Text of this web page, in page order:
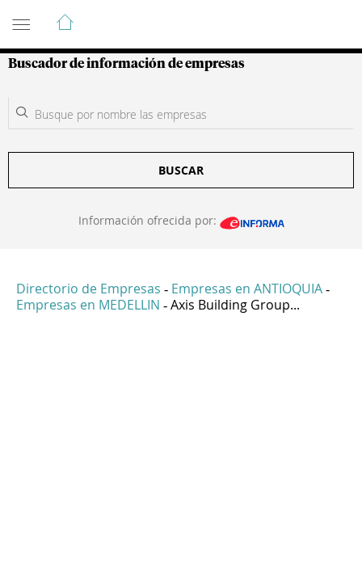
Guía de Empresas Colombianas
Buscador de información de empresas
BUSCAR
Información ofrecida por:
Directorio de Empresas - Empresas en ANTIOQUIA -
Empresas en MEDELLIN - Axis Building Group...